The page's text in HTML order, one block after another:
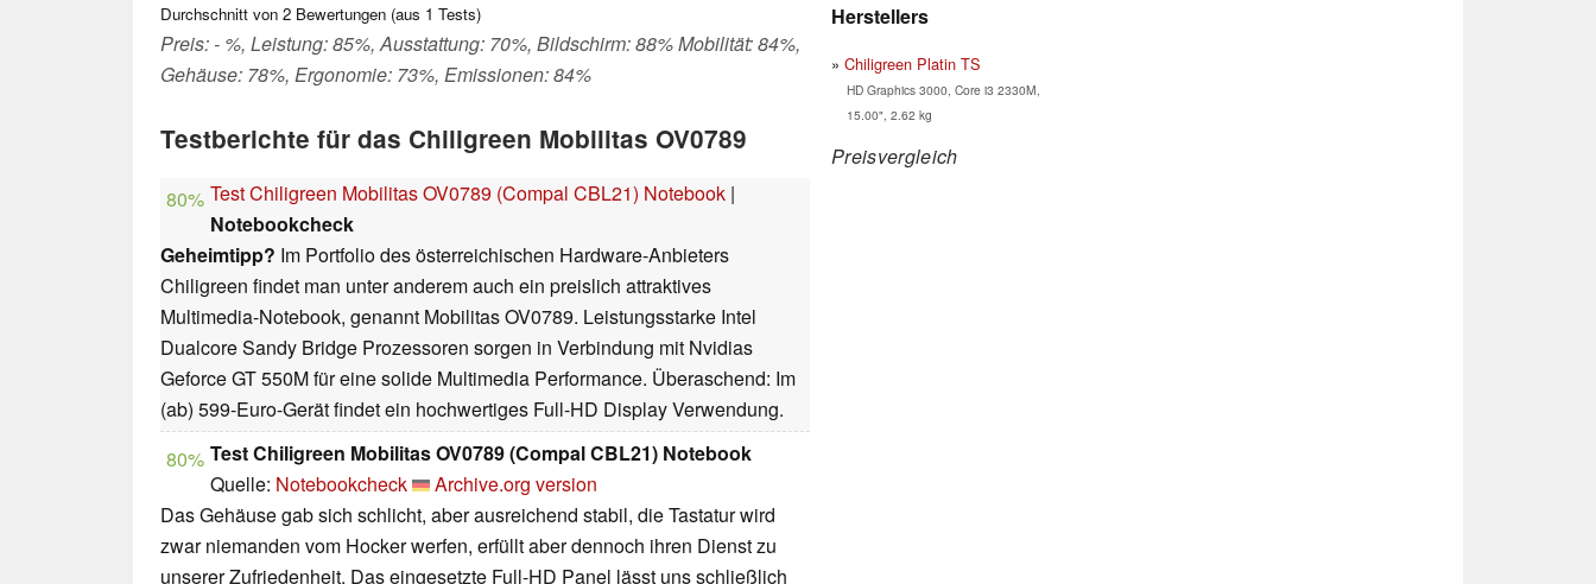
Durchschnitt von 2 Bewertungen (aus 1 Tests)
Preis: - %, Leistung: 85%, Ausstattung: 70%, Bildschirm: 88% Mobilität: 84%,
Gehäuse: 78%, Ergonomie: 73%, Emissionen: 84%
Testberichte für das Chiligreen Mobilitas OV0789
80% Test Chiligreen Mobilitas OV0789 (Compal CBL21) Notebook |
Notebookcheck
Geheimtipp? Im Portfolio des österreichischen Hardware-Anbieters
Chiligreen findet man unter anderem auch ein preislich attraktives
Multimedia-Notebook, genannt Mobilitas OV0789. Leistungsstarke Intel
Dualcore Sandy Bridge Prozessoren sorgen in Verbindung mit Nvidias
Geforce GT 550M für eine solide Multimedia Performance. Überaschend: Im
(ab) 599-Euro-Gerät findet ein hochwertiges Full-HD Display Verwendung.
80% Test Chiligreen Mobilitas OV0789 (Compal CBL21) Notebook
Quelle: Notebookcheck
Archive.org version
Das Gehäuse gab sich schlicht, aber ausreichend stabil, die Tastatur wird
zwar niemanden vom Hocker werfen, erfüllt aber dennoch ihren Dienst zu
unserer Zufriedenheit. Das eingesetzte Full-HD Panel lässt uns schließlich
Herstellers
Chiligreen Platin TS
HD Graphics 3000, Core i3 2330M,
15.00", 2.62 kg
Preisvergleich